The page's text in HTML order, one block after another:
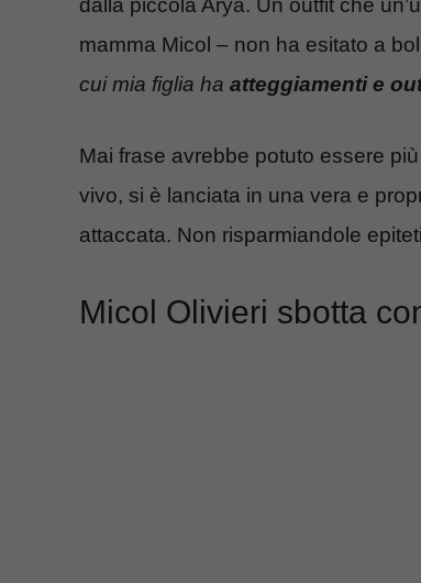
dalla piccola Arya. Un outfit che
mamma Micol – non ha esitato a
cui mia figlia ha atteggiamenti e
Mai frase avrebbe potuto essere
vivo, si è lanciata in una vera e
attaccata. Non risparmiandole
Micol Olivieri sbotta